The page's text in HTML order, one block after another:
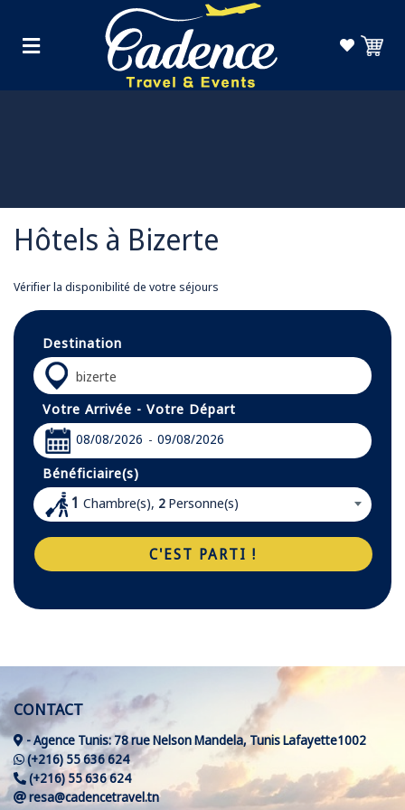
Hôtels à Bizerte
Vérifier la disponibilité de votre séjours
Destination
Votre Arrivée - Votre Départ
08/08/2026 - 09/08/2026
Bénéficiaire(s)
1 Chambre(s), 2 Personne(s)
C'EST PARTI !
CONTACT
- Agence Tunis: 78 rue Nelson Mandela, Tunis Lafayette1002
(+216) 55 636 624
(+216) 55 636 624
resa@cadencetravel.tn